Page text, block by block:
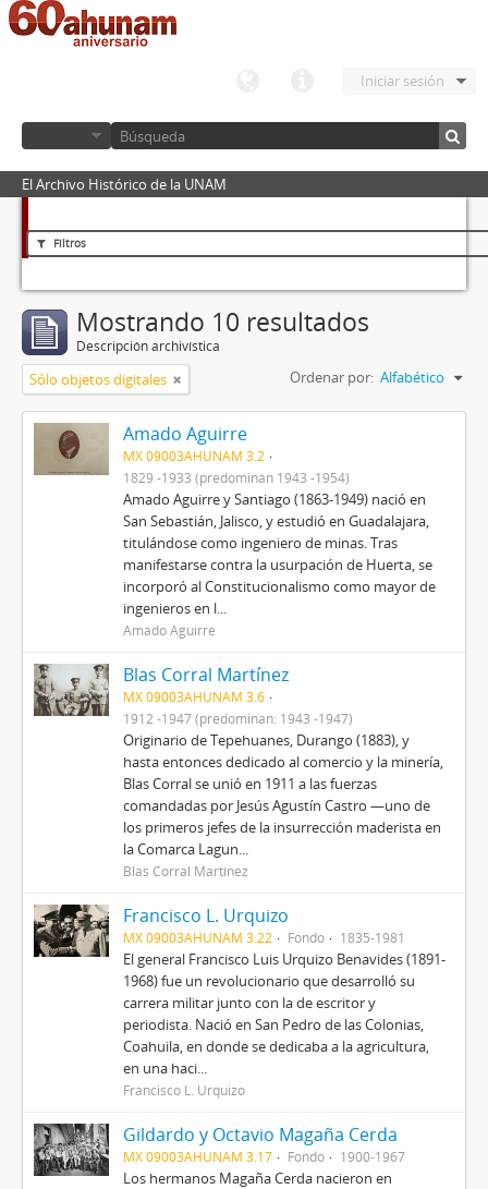
Iniciar sesión
El Archivo Histórico de la UNAM
Filtros
Mostrando 10 resultados
Descripción archivística
Sólo objetos digitales Ordenar por: Alfabético
Amado Aguirre
MX 09003AHUNAM 3.2
1829 -1933 (predominan 1943 -1954)
Amado Aguirre y Santiago (1863-1949) nació en
San Sebastián, Jalisco, y estudió en Guadalajara,
titulándose como ingeniero de minas. Tras
manifestarse contra la usurpación de Huerta, se
incorporó al Constitucionalismo como mayor de
ingenieros en l...
Amado Aguirre
Blas Corral Martínez
MX 09003AHUNAM 3.6
1912 -1947 (predominan: 1943 -1947)
Originario de Tepehuanes, Durango (1883), y
hasta entonces dedicado al comercio y la minería,
Blas Corral se unió en 1911 a las fuerzas
comandadas por Jesús Agustín Castro —uno de
los primeros jefes de la insurrección maderista en
la Comarca Lagun...
Blas Corral Martínez
Francisco L. Urquizo
MX 09003AHUNAM 3.22 Fondo 1835-1981
El general Francisco Luis Urquizo Benavides (1891-
1968) fue un revolucionario que desarrolló su
carrera militar junto con la de escritor y
periodista. Nació en San Pedro de las Colonias,
Coahuila, en donde se dedicaba a la agricultura,
en una haci...
Francisco L. Urquizo
Gildardo y Octavio Magaña Cerda
MX 09003AHUNAM 3.17 Fondo 1900-1967
Los hermanos Magaña Cerda nacieron en